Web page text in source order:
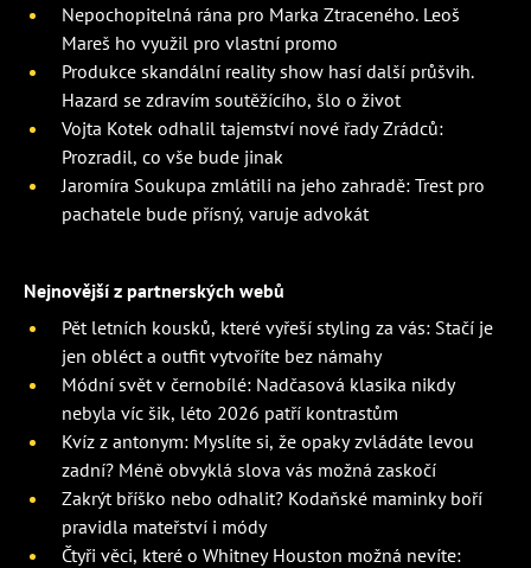
Nepochopitelná rána pro Marka Ztraceného. Leoš
Mareš ho využil pro vlastní promo
Produkce skandální reality show hasí další průšvih.
Hazard se zdravím soutěžícího, šlo o život
Vojta Kotek odhalil tajemství nové řady Zrádců:
Prozradil, co vše bude jinak
Jaromíra Soukupa zmlátili na jeho zahradě: Trest pro
pachatele bude přísný, varuje advokát
Nejnovější z partnerských webů
Pět letních kousků, které vyřeší styling za vás: Stačí je
jen obléct a outfit vytvoříte bez námahy
Módní svět v černobílé: Nadčasová klasika nikdy
nebyla víc šik, léto 2026 patří kontrastům
Kvíz z antonym: Myslíte si, že opaky zvládáte levou
zadní? Méně obvyklá slova vás možná zaskočí
Zakrýt bříško nebo odhalit? Kodaňské maminky boří
pravidla mateřství i módy
Čtyři věci, které o Whitney Houston možná nevíte: